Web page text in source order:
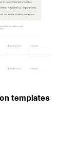
templates